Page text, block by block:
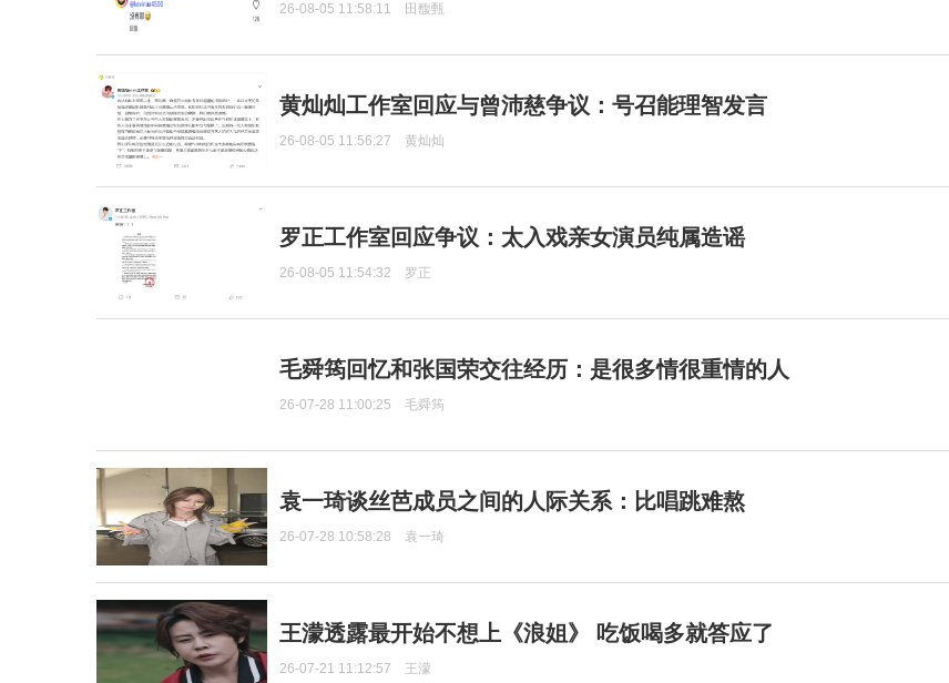
26-08-05 11:58:11 田馥甄
黄灿灿工作室回应与曾沛慈争议：号召能理智发言
26-08-05 11:56:27 黄灿灿
罗正工作室回应争议：太入戏亲女演员纯属造谣
26-08-05 11:54:32 罗正
毛舜筠回忆和张国荣交往经历：是很多情很重情的人
26-07-28 11:00:25 毛舜筠
袁一琦谈丝芭成员之间的人际关系：比唱跳难熬
26-07-28 10:58:28 袁一琦
王濛透露最开始不想上《浪姐》 吃饭喝多就答应了
26-07-21 11:12:57 王濛